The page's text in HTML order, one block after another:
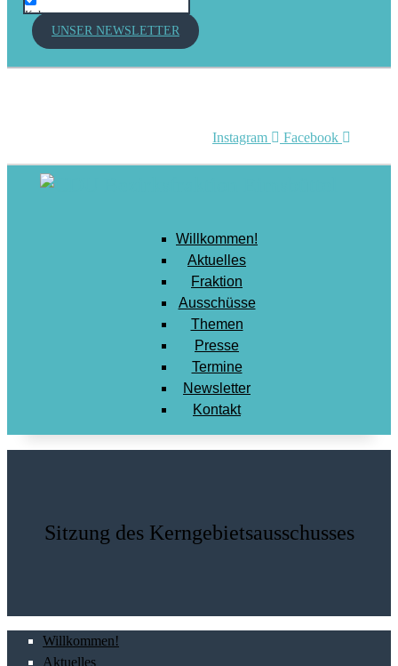
Kultur
Mobilität
Stadtentwicklung
Umwelt
UNSER NEWSLETTER
Instagram Facebook
Willkommen!
Aktuelles
Fraktion
Ausschüsse
Themen
Presse
Termine
Newsletter
Kontakt
Sitzung des Kerngebietsausschusses
Willkommen!
Aktuelles